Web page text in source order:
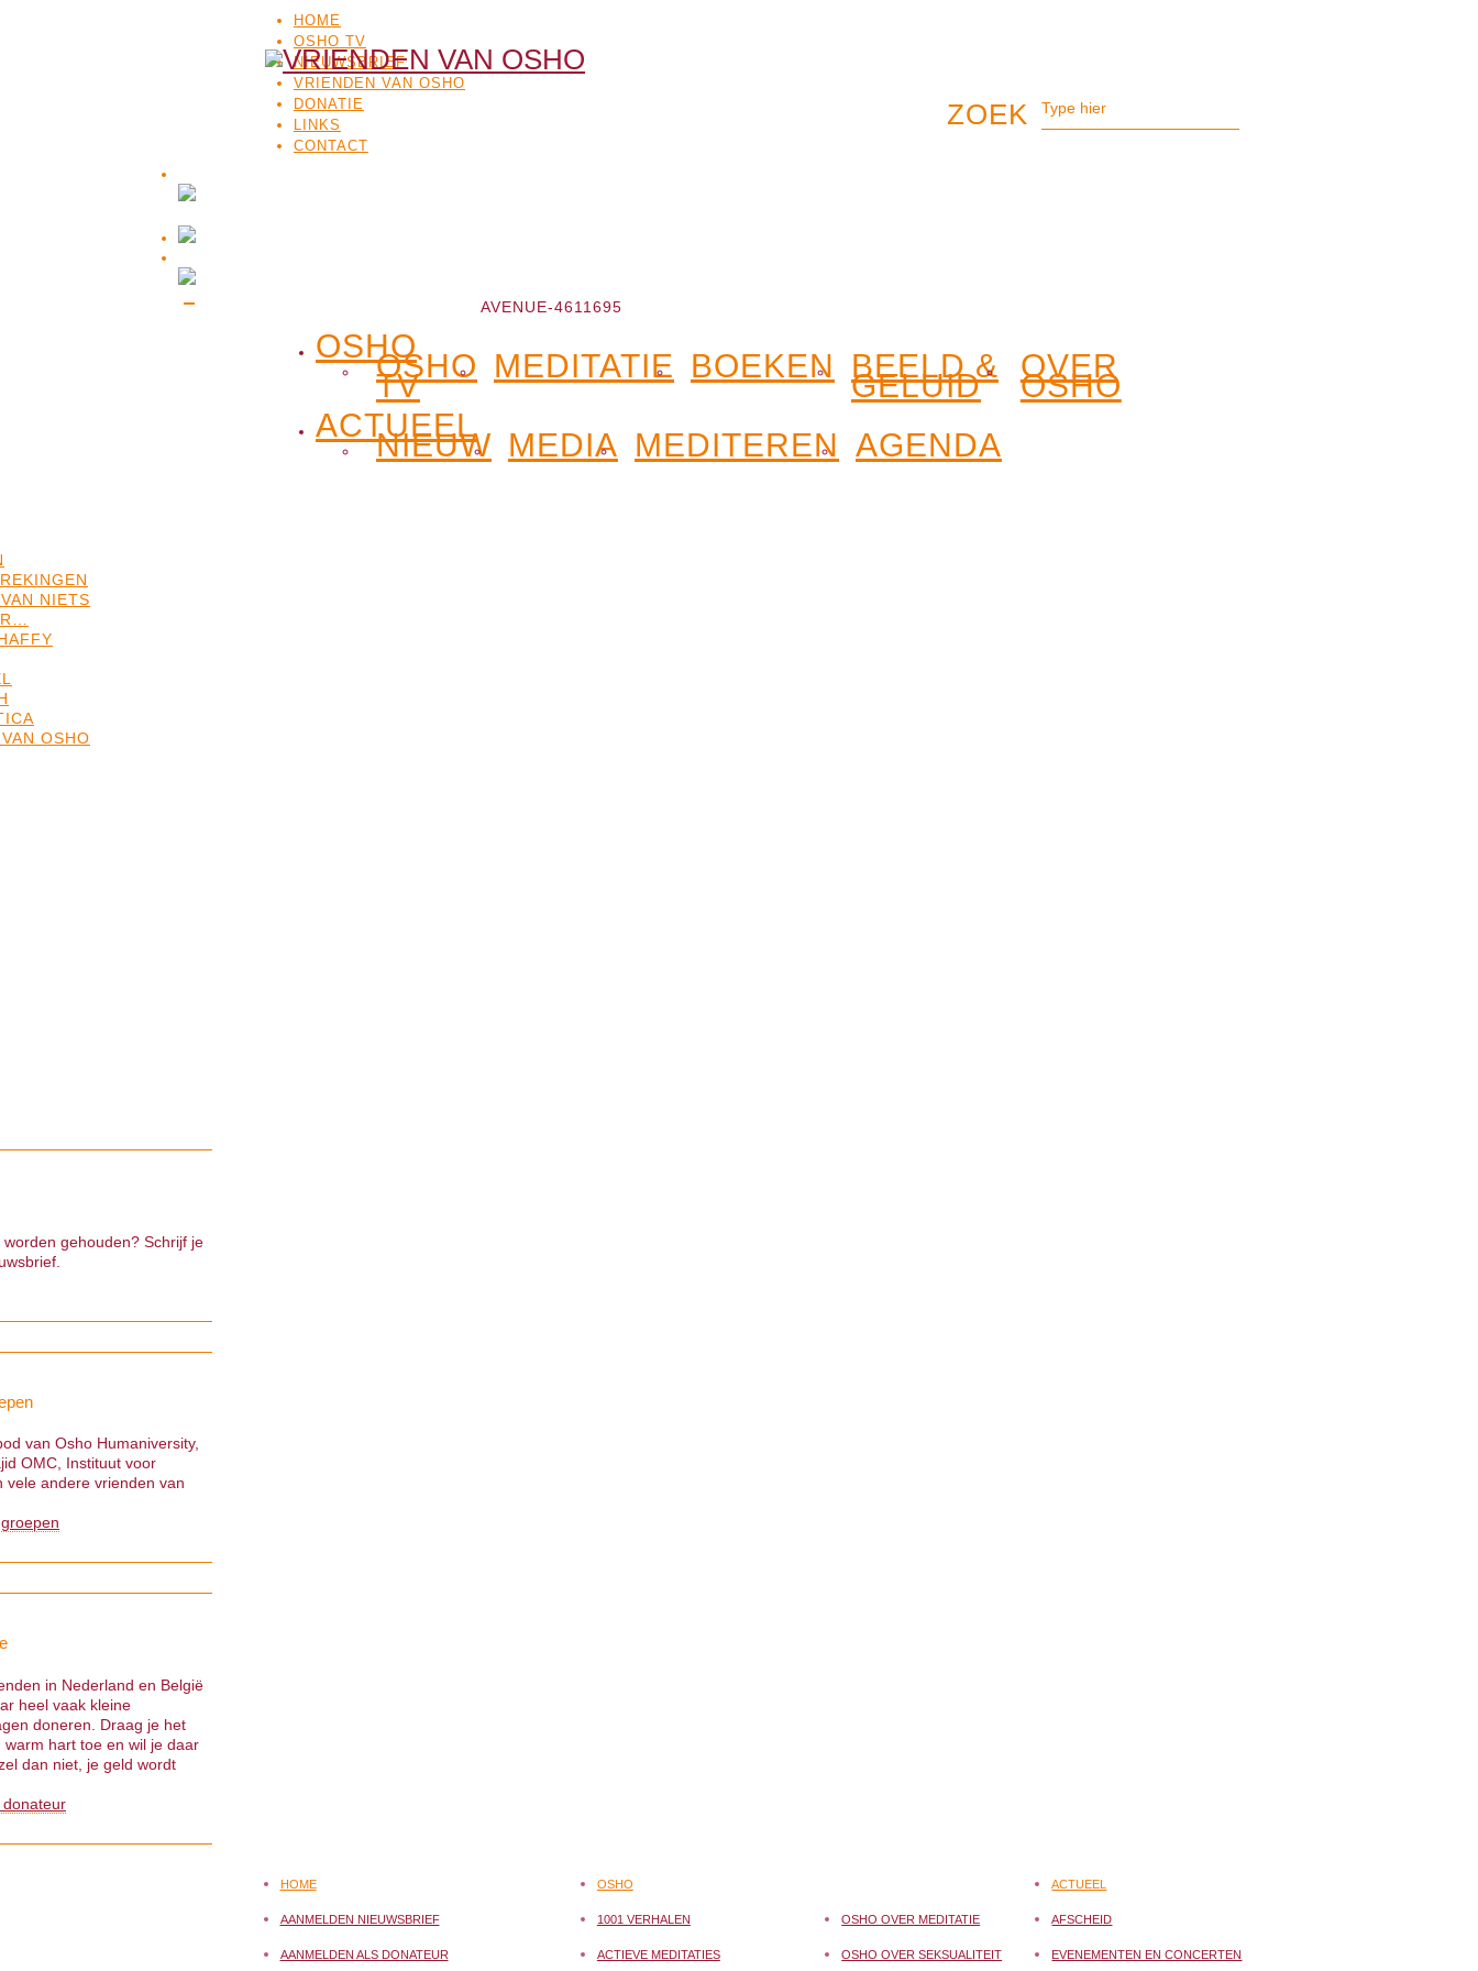
HOME
OSHO TV
NIEUWSBRIEF
VRIENDEN VAN OSHO
DONATIE
LINKS
CONTACT
OSHO
OSHO
TV
MEDITATIE BOEKEN BEELD &
GELUID
OVER
OSHO
ACTUEEL
NIEUW MEDIA MEDITEREN AGENDA
AVENUE-4611695
NIETS
OSHO
gehouden? Schrijf je
van Osho Humaniversity,
OMC, Instituut voor
vele andere vrienden van
in Nederland en België
heel vaak kleine
doneren. Draag je het
hart toe en wil je daar
dan niet, je geld wordt
HOME
AANMELDEN NIEUWSBRIEF
AANMELDEN ALS DONATEUR
OSHO
1001 VERHALEN
ACTIEVE MEDITATIES
OSHO OVER MEDITATIE
OSHO OVER SEKSUALITEIT
ACTUEEL
AFSCHEID
EVENEMENTEN EN CONCERTEN